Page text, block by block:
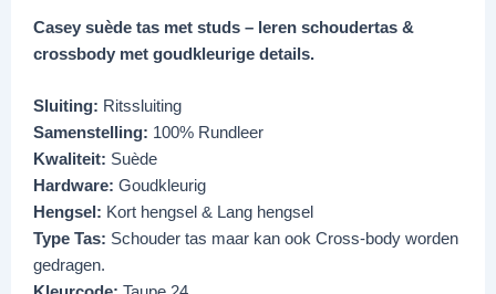
Casey suède tas met studs – leren schoudertas &
crossbody met goudkleurige details.
Sluiting: Ritssluiting
Samenstelling: 100% Rundleer
Kwaliteit: Suède
Hardware: Goudkleurig
Hengsel: Kort hengsel & Lang hengsel
Type Tas: Schouder tas maar kan ook Cross-body worden
gedragen.